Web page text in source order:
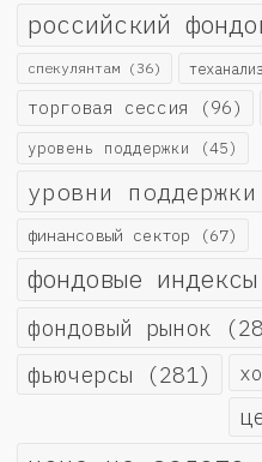
российский
спекулянтам (36) теханализ
торговая сессия (96)
уровень поддержки (45)
уровни поддержки
финансовый сектор (67)
фондовые индексы
фондовый рынок
фьючерсы (281)